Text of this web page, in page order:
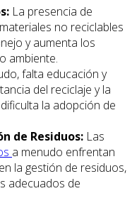
La presencia de
no reciclables
y aumenta los
ambiente.
falta educación y
del reciclaje y la
la adopción de
de Residuos: Las
a menudo enfrentan
la gestión de residuos,
adecuados de